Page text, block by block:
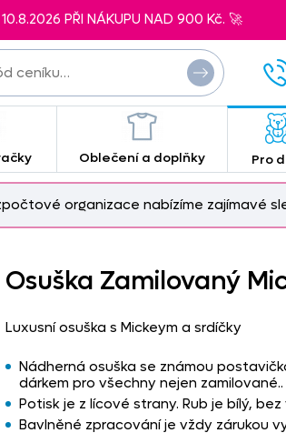
PŘI NÁKUPU NAD 900 Kč. 🚀
Oblečení a doplňky Pro
organizace nabízíme zajímavé
Osuška Zamilovaný
Luxusní osuška s Mickeym a srdíčky
Nádherná osuška se známou
dárkem pro všechny nejen zamilované..
Potisk je z lícové strany. Rub je bílý, bez
Bavlněné zpracování je vždy zárukou